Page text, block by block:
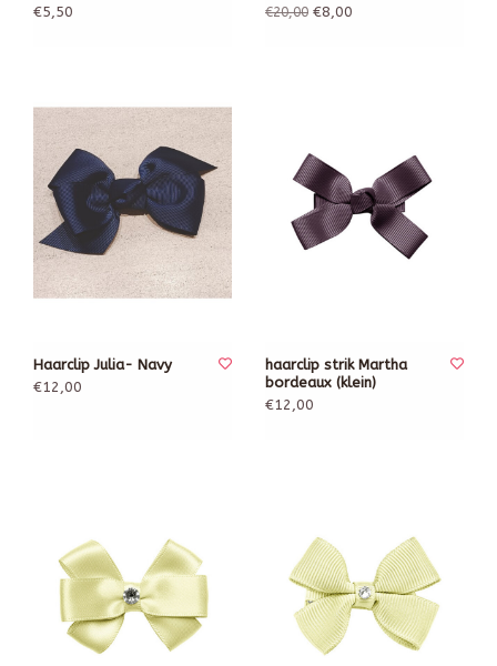
€5,50
€20,00 €8,00
Haarclip Julia- Navy
€12,00
haarclip strik Martha
bordeaux (klein)
€12,00